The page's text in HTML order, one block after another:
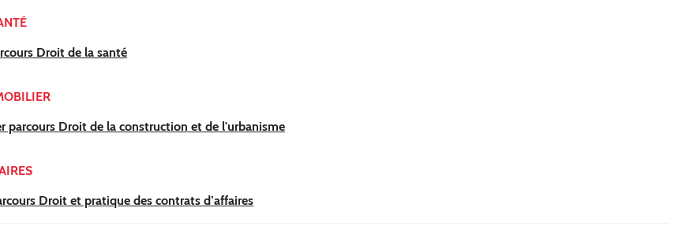
Droit de la santé
parcours Droit de la construction et de l'urbanisme
Droit et pratique des contrats d’affaires